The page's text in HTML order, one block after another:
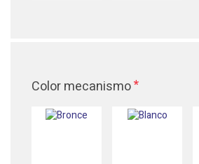
Color mecanismo*